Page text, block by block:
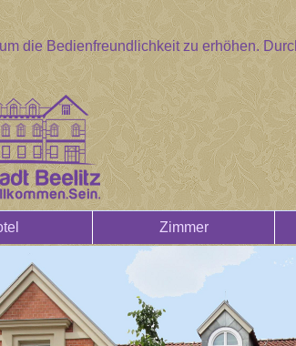
die Bedienfreundlichkeit zu erhöhen.
Zimmer